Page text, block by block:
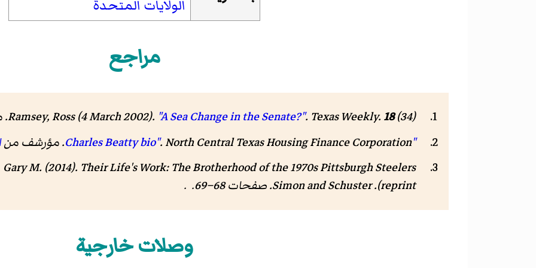
الولايات المتحدة
مراجع
Ramsey, Ross (4 March 2002). "A Sea Change in the Senate?". Texas Weekly. 18(34). مؤرشف من
"Charles Beatty bio". North Central Texas Housing Finance Corporation. مؤرشف من
M. (2014). Their Life's Work: The Brotherhood of the 1970s Pittsburgh Steelers
reprint). Simon and Schuster. صفحات 68–69. .
وصلات خارجية